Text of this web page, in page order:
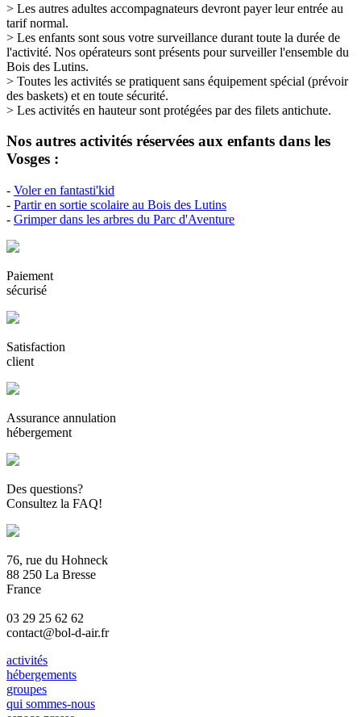
> Les autres adultes accompagnateurs devront payer leur entrée au
tarif normal.
> Les enfants sont sous votre surveillance durant toute la durée de
l'activité. Nos opérateurs sont présents pour surveiller l'ensemble du
Bois des Lutins.
> Toutes les activités se pratiquent sans équipement spécial (prévoir
des baskets) et en toute sécurité.
> Les activités en hauteur sont protégées par des filets antichute.
Nos autres activités réservées aux enfants dans les
Vosges :
- Voler en fantasti'kid
- Partir en sortie scolaire au Bois des Lutins
- Grimper dans les arbres du Parc d'Aventure
Paiement
sécurisé
Satisfaction
client
Assurance annulation
hébergement
Des questions?
Consultez la FAQ!
76, rue du Hohneck
88 250 La Bresse
France
03 29 25 62 62
contact@bol-d-air.fr
activités
hébergements
groupes
qui sommes-nous